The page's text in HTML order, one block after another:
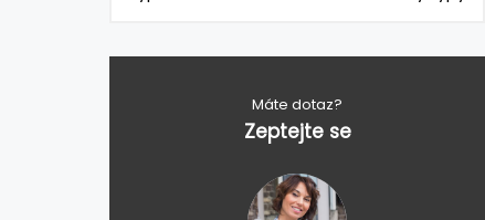
Máte dotaz?
Zeptejte se